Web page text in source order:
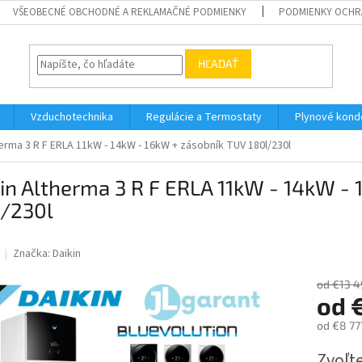
VŠEOBECNÉ OBCHODNÉ A REKLAMAČNÉ PODMIENKY PODMIENKY
HĽADAŤ
Vzduchotechnika Regulácie a Termostaty Plynové
3 R F ERLA 11kW - 14kW - 16kW + zásobník TUV 180l/230l
Altherma 3 R F ERLA 11kW - 14kW -
230l
Značka: Daikin
od €13
od
od €8